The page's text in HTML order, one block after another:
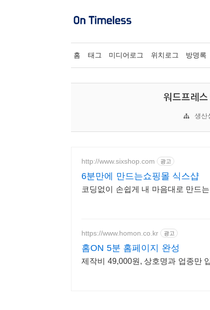
홈 태그 미디어로그 위치로그 방명록
워드프레
생산
http://www.sixshop.com 광고
6분만에 만드는쇼핑몰 식스샵
코딩없이 손쉽게 내 마음대로 만드
https://www.homon.co.kr 광고
홈ON 5분 홈페이지 완성
제작비 49,000원, 상호명과 업종만